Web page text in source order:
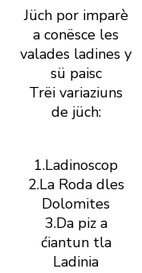
Jüch por imparè
a conësce les
valades ladines y
sü paisc
Trëi variaziuns
de jüch:
1.Ladinoscop
2.La Roda dles
Dolomites
3.Da piz a
ćiantun tla
Ladinia